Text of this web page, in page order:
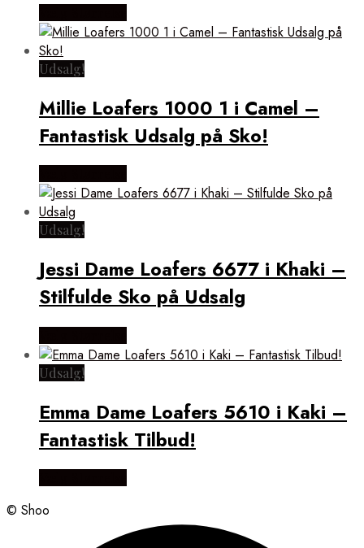
Udsalg!
Millie Loafers 1000 1 i Camel –
Fantastisk Udsalg på Sko!
Udsalg!
Jessi Dame Loafers 6677 i Khaki –
Stilfulde Sko på Udsalg
Udsalg!
Emma Dame Loafers 5610 i Kaki –
Fantastisk Tilbud!
© Shoo